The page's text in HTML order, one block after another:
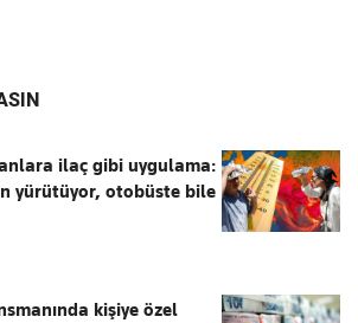
ilaç gibi uygulama:
yürütüyor, otobüste bile
kişiye özel